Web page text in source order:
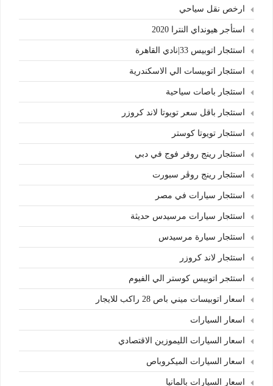
ارخص نقل سياحي
استأجر هيونداي النترا 2020
استئجار اتوبيس 33|نادي القاهرة
استئجار اتوبيسات الي الاسكندرية
استئجار باصات سياحية
استئجار باقل سعر تويوتا لاند كروزر
استئجار تويوتا كوستر
استئجار رينج روفر فوج في دبي
استئجار رينج روڤر سبورت
استئجار سيارات في مصر
استئجار سيارات مرسيدس حديثة
استئجار سيارة مرسيدس
استئجار لاند كروزر
استئجر اتوبيس كوستر الي الفيوم
اسعار اتوبيسات ميني باص 28 راكب للايجار
اسعار السيارات
اسعار السيارات الليموزين الاقتصادي
اسعار السيارات الميكروباص
اسعار السيارات بالمانيا